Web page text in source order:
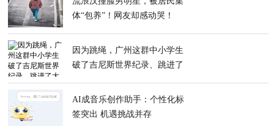
体“包养”！网友却感动哭！
因为跳绳，广州这群中小学生
破了吉尼斯世界纪录、跳进了
AI成音乐创作助手：个性化标
签突出 机遇挑战并存